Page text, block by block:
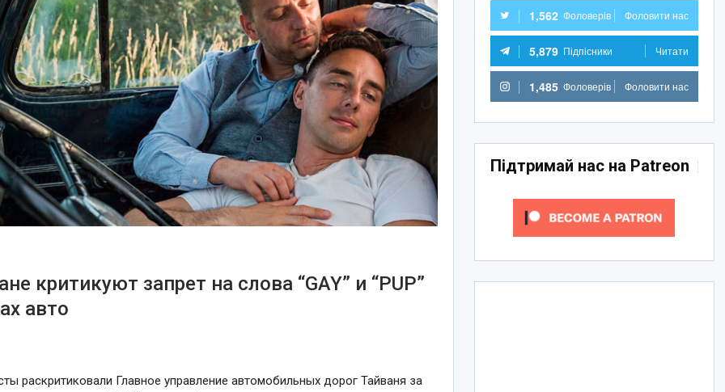
критикуют запрет на слова “GAY” и “PUP”
авто
раскритиковали Главное управление автомобильных дорог Тайваня за
1,562 Фоловерів Фоловити нас
5,879 Підпісники Читати
1,485 Фоловерів Фоловити нас
Підтримай нас на Patreon